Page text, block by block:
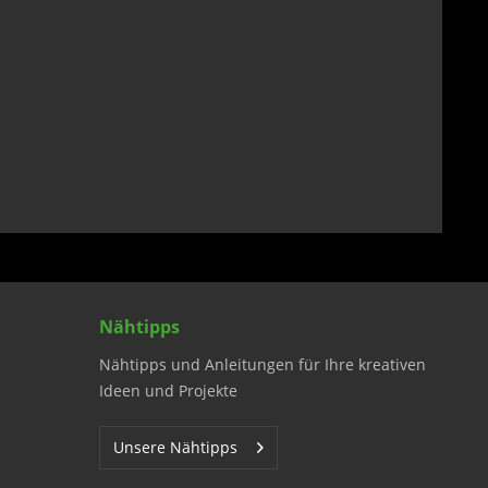
Nähtipps
Nähtipps und Anleitungen für Ihre kreativen
Ideen und Projekte
Unsere Nähtipps